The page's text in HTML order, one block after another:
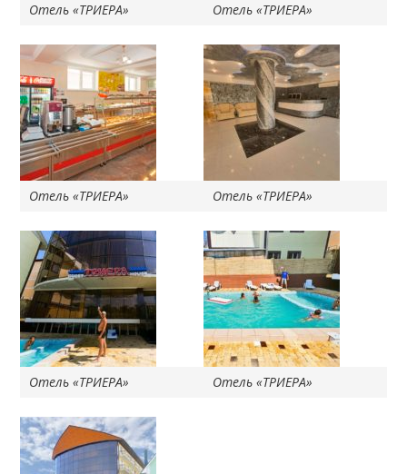
Отель «ТРИЕРА» Отель «ТРИЕРА»
Отель «ТРИЕРА» Отель «ТРИЕРА»
Отель «ТРИЕРА» Отель «ТРИЕРА»